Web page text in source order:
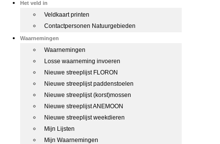
Het veld in
Veldkaart printen
Contactpersonen Natuurgebieden
Waarnemingen
Waarnemingen
Losse waarneming invoeren
Nieuwe streeplijst FLORON
Nieuwe streeplijst paddenstoelen
Nieuwe streeplijst (korst)mossen
Nieuwe streeplijst ANEMOON
Nieuwe streeplijst weekdieren
Mijn Lijsten
Mijn Waarnemingen